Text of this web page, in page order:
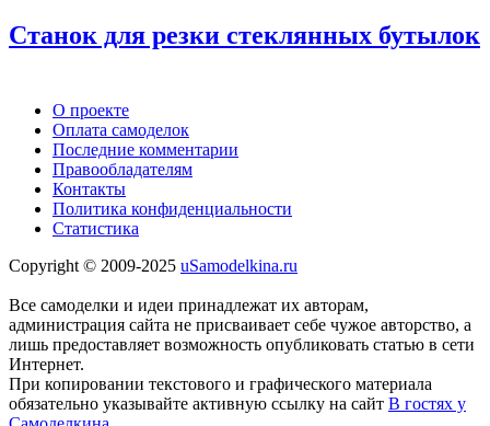
Станок для резки стеклянных бутылок
О проекте
Оплата самоделок
Последние комментарии
Правообладателям
Контакты
Политика конфиденциальности
Статистика
Copyright © 2009-2025 uSamodelkina.ru
Все самоделки и идеи принадлежат их авторам,
администрация сайта не присваивает себе чужое авторство, а
лишь предоставляет возможность опубликовать статью в сети
Интернет.
При копировании текстового и графического материала
обязательно указывайте активную ссылку на сайт В гостях у